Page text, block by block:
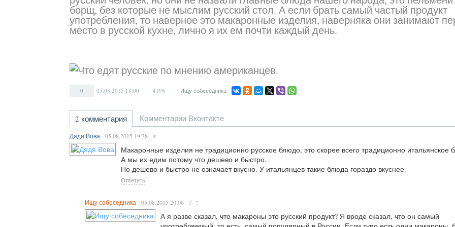
борщ, без которые не мыслим русский стол. А если брать самый частый продукт
употребления, то наверное это макаронные изделия, наверняка они занимают
место в русской кухне, лично я их ем почти каждый день.
0 05.08.2015 18:00 4196 Ищу собеседника
2 комментария Комментарии Вконтакте
Дядя Вова 05.08.2015 19:38 #
Макаронные изделия не традиционно русское блюдо, это скорее всего традиционно итальянское
А мы их едим потому что дешево и быстро.
Но дешево и быстро не означает вкусно. У итальянцев такие блюда гораздо вкуснее.
Ответить
Ищу собеседника 05.08.2015 20:06 # ↑
А я разве сказал, что макароны это русский продукт? Я вроде сказал, что он самый